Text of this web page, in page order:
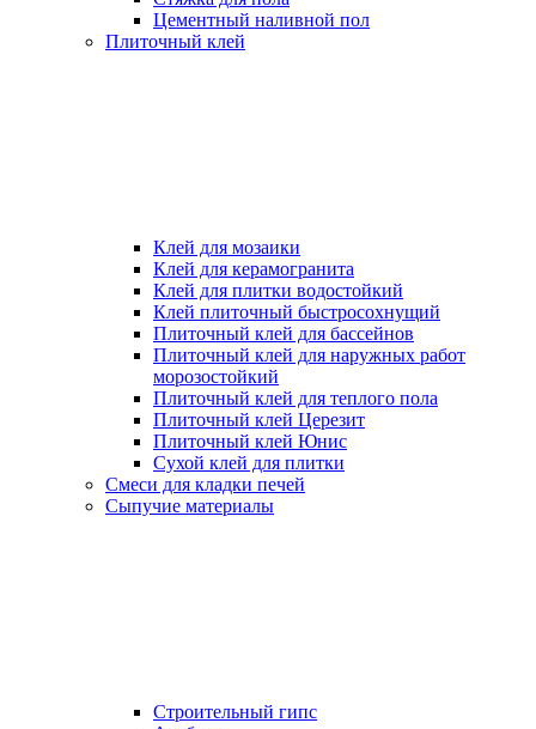
Цементный наливной пол
Плиточный клей
Клей для мозаики
Клей для керамогранита
Клей для плитки водостойкий
Клей плиточный быстросохнущий
Плиточный клей для бассейнов
Плиточный клей для наружных работ
морозостойкий
Плиточный клей для теплого пола
Плиточный клей Церезит
Плиточный клей Юнис
Сухой клей для плитки
Смеси для кладки печей
Сыпучие материалы
Строительный гипс